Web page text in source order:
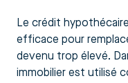
Le crédit
efficace pour
devenu trop élevé.
immobilier est utilisé